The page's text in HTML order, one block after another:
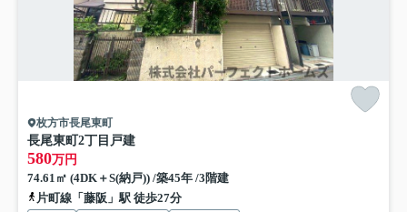
枚方市長尾東町
長尾東町2丁目戸建
580万円
74.61㎡ (4DK＋S(納戸)) /築45年 /3階建
片町線「藤阪」駅 徒歩27分